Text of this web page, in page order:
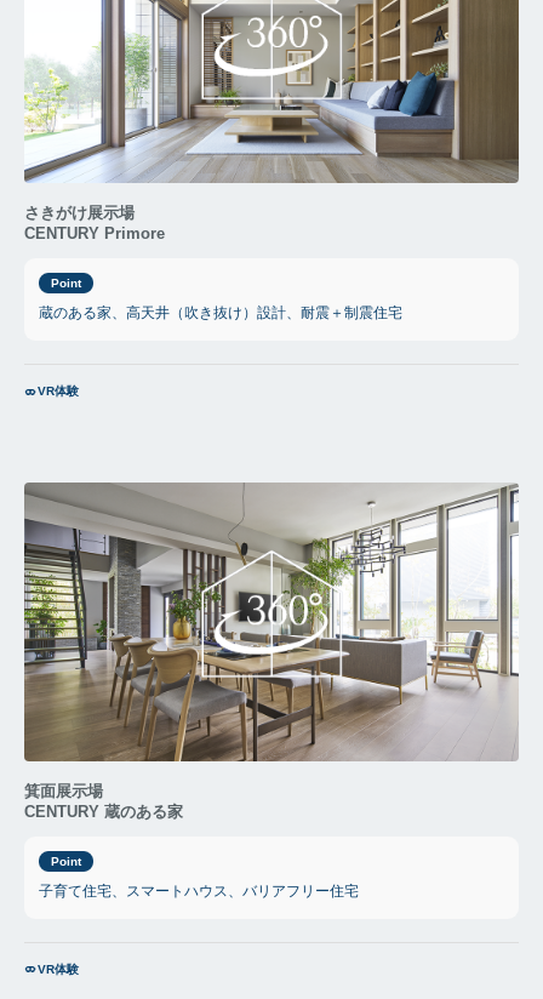
さきがけ展示場
CENTURY Primore
Point
蔵のある家、高天井（吹き抜け）設計、耐震＋制震住宅
VR体験
箕面展示場
CENTURY 蔵のある家
Point
子育て住宅、スマートハウス、バリアフリー住宅
VR体験